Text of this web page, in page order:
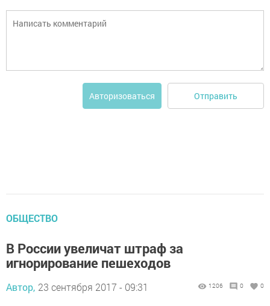
Авторизоваться Отправить
ОБЩЕСТВО
В России увеличат штраф за
игнорирование пешеходов
Автор, 23 сентября 2017 - 09:31 1206 0 0